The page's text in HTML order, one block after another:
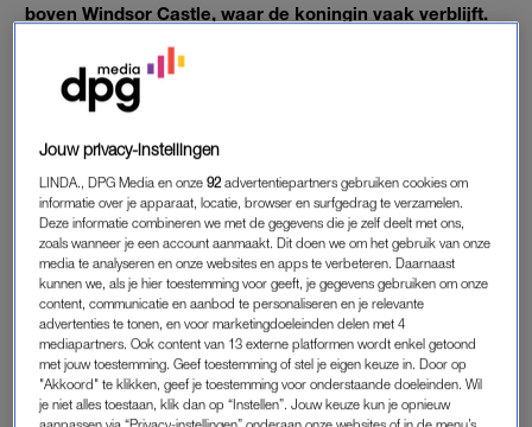
boven Windsor Castle, waar de koningin vaak verblijft.
tegen het licht.
Dat gebeurt nadat eind vorig jaar een negentienjarige man met
een kruisboog was opgepakt bij het kasteel.
WINDSOR CASTLE
Omroep BBC bericht dat de politie een aanvraag heeft
ingediend voor een ‘no-fly zone’ boven het kasteel in de
Engelse plaats Windsor, op nog geen tien kilometer van de
drukke Heathrow Airport. Het vliegverbod moet nog wel
worden goedgekeurd. Het zal daarna niet meer zijn
toegestaan om er lager dan ruim 760 meter hoogte te vliegen.
Jouw privacy-instellingen
LINDA., DPG Media en onze92 advertentiepartners gebruiken cookies om
informatie over je apparaat, locatie, browser en surfgedrag te verzamelen.
Deze informatie combineren we met de gegevens die je zelf deelt met ons,
zoals wanneer je een account aanmaakt. Dit doen we om het gebruik van onze
media te analyseren en onze websites en apps te verbeteren. Daarnaast
kunnen we, als je hier toestemming voor geeft, je gegevens gebruiken om onze
content, communicatie en aanbod te personaliseren en je relevante
advertenties te tonen, en voor marketingdoeleinden delen met 4
mediapartners. Ook content van 13 externe platformen wordt enkel getoond
met jouw toestemming. Geef toestemming of stel je eigen keuze in. Door op
"Akkoord" te klikken, geef je toestemming voor onderstaande doeleinden. Wil
je niet alles toestaan, klik dan op “Instellen”. Jouw keuze kun je opnieuw